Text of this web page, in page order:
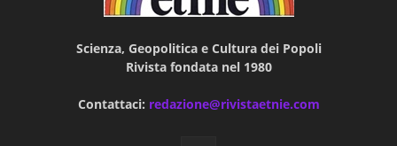
Scienza, Geopolitica e Cultura dei Popoli
Rivista fondata nel 1980
Contattaci: redazione@rivistaetnie.com